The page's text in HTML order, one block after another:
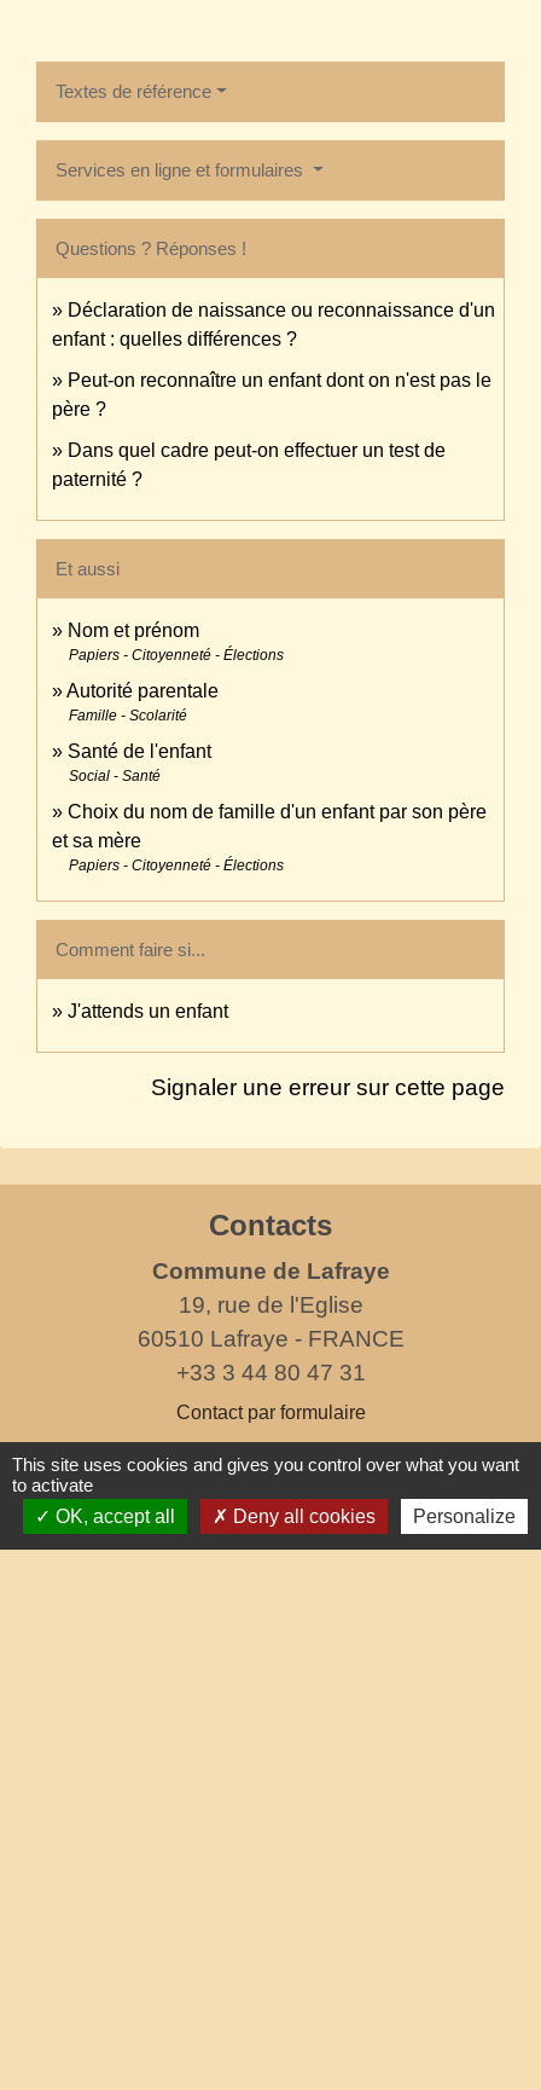
Textes de référence
Services en ligne et formulaires
Questions ? Réponses !
Déclaration de naissance ou reconnaissance d'un
enfant : quelles différences ?
Peut-on reconnaître un enfant dont on n'est pas le
père ?
Dans quel cadre peut-on effectuer un test de
paternité ?
Et aussi
Nom et prénom
Papiers - Citoyenneté - Élections
Autorité parentale
Famille - Scolarité
Santé de l'enfant
Social - Santé
Choix du nom de famille d'un enfant par son père
et sa mère
Papiers - Citoyenneté - Élections
Comment faire si...
J'attends un enfant
Signaler une erreur sur cette page
Contacts
Commune de Lafraye
19, rue de l'Eglise
60510 Lafraye - FRANCE
+33 3 44 80 47 31
Contact par formulaire
horaires d'ouverture au public
le mercredi de 17h à 19h
This site uses cookies and gives you control over what you want
to activate
OK, accept all
Deny all cookies Personalize